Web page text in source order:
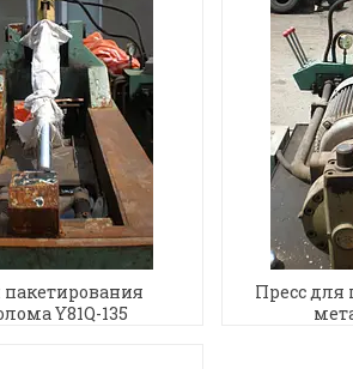
пакетирования
Y81Q-135
Пресс для